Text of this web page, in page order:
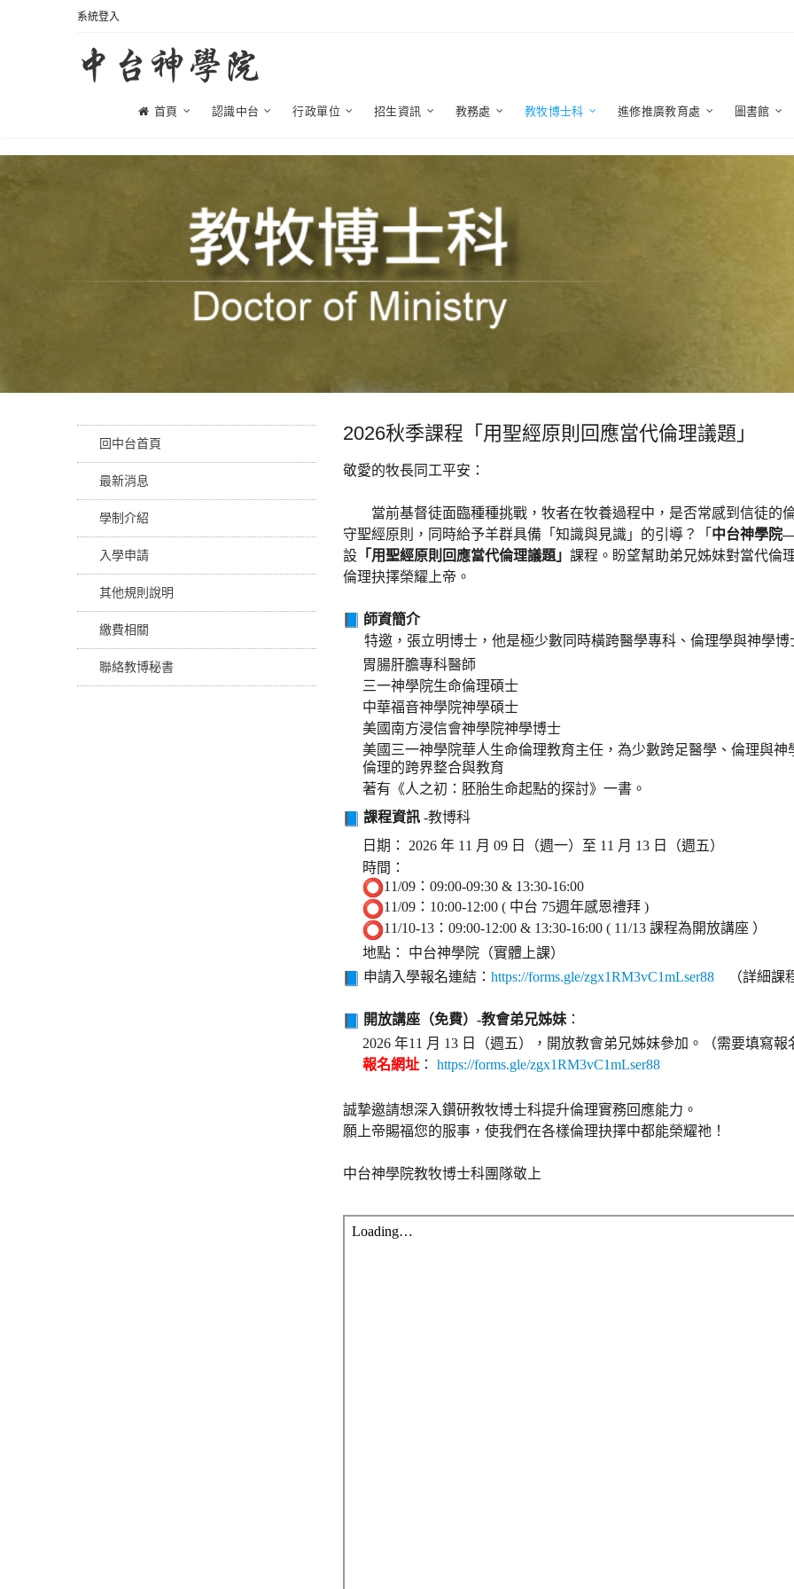
系統登入
首頁 認識中台 行政單位 招生資訊 教務處 教牧博士科 進修推廣教育處 圖書館
2026秋季課程「用聖經原則回應當代倫理議題」
敬愛的牧長同工平安：
當前基督徒面臨種種挑戰，牧者在牧養過程中， 是否常感到信徒的
守聖經原則，同時給予羊群具備「知識與見識」的引導？「 中台神學院
設 「 用聖經原則回應當代倫理議題」 課程。盼望幫助弟兄姊妹對當代倫
倫理抉擇榮耀上帝。
師資簡介
特邀，張立明博士，他是極少數同時橫跨醫學專科、 倫理學與神學博
胃腸肝膽專科醫師
三一神學院生命倫理碩士
中華福音神學院神學碩士
美國南方浸信會神學院神學博士
美國三一神學院華人生命倫理教育主任，為少數跨足醫學、倫理與神
倫理的跨界整合與教育
著有《人之初：胚胎生命起點的探討》一書。
課程資訊 -教博科
日期： 2026 年 11 月 09 日（週一）至 11 月 13 日（週五）
時間：
11/09：09:00-09:30 & 13:30-16:00
11/09：10:00-12:00 ( 中台 75週年感恩禮拜 )
11/10-13：09:00-12:00 & 13:30-16:00 ( 11/13 課程為開放講座 ）
地點： 中台神學院（實體上課）
申請入學報名連結： https://forms.gle/zgx1RM3vC1mLser88 （詳細課
開放講座（免費）-教會弟兄姊妹 ：
2026 年11 月 13 日（週五），開放教會弟兄姊妹參加。（需要填寫報
報名網址 ：https://forms.gle/zgx1RM3vC1mLser88
誠摯邀請想深入鑽研教牧博士科提升倫理實務回應能力。
願上帝賜福您的服事，使我們在各樣倫理抉擇中都能榮耀祂！
中台神學院教牧博士科團隊敬上
回中台首頁
最新消息
學制介紹
入學申請
其他規則說明
繳費相關
聯絡教博秘書